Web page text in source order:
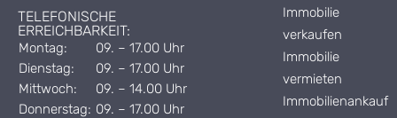
TELEFONISCHE
ERREICHBARKEIT:
Montag:
09. – 17.00 Uhr
Dienstag:
09. – 17.00 Uhr
Mittwoch:
09. – 14.00 Uhr
Donnerstag: 09. – 17.00 Uhr
Immobilie
verkaufen
Immobilie
vermieten
Immobilienankauf